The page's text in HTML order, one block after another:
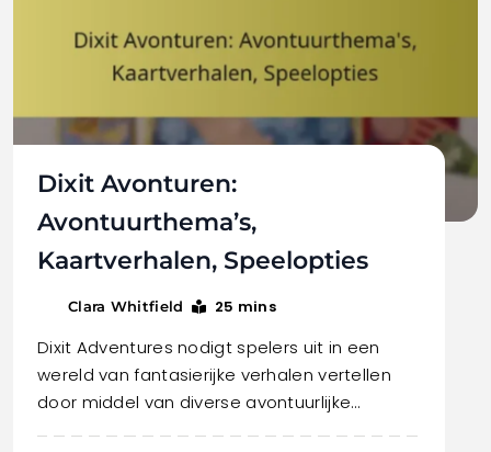
Dixit Avonturen:
Avontuurthema’s,
Kaartverhalen, Speelopties
Clara Whitfield 25 mins
Dixit Adventures nodigt spelers uit in een
wereld van fantasierijke verhalen vertellen
door middel van diverse avontuurlijke…